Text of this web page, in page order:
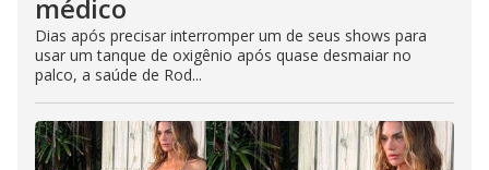
médico
Dias após precisar interromper um de seus shows para
usar um tanque de oxigênio após quase desmaiar no
palco, a saúde de Rod...